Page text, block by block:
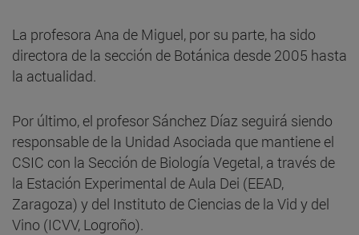
La profesora Ana de Miguel, por su parte, ha sido
directora de la sección de Botánica desde 2005 hasta
la actualidad.
Por último, el profesor Sánchez Díaz seguirá siendo
responsable de la Unidad Asociada que mantiene el
CSIC con la Sección de Biología Vegetal, a través de
la Estación Experimental de Aula Dei (EEAD,
Zaragoza) y del Instituto de Ciencias de la Vid y del
Vino (ICVV, Logroño).